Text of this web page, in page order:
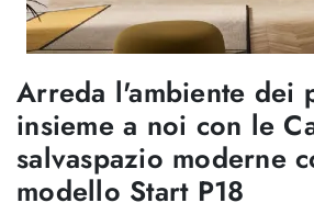
Arreda l'ambiente dei
insieme a noi con le
salvaspazio moderne
modello Start P18